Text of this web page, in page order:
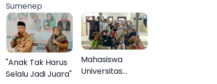
Sumenep
"Anak Tak Harus
Selalu Jadi Juara"
Mahasiswa
Universitas